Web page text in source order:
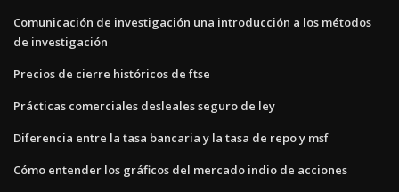
Comunicación de investigación una introducción a los métodos
de investigación
Precios de cierre históricos de ftse
Prácticas comerciales desleales seguro de ley
Diferencia entre la tasa bancaria y la tasa de repo y msf
Cómo entender los gráficos del mercado indio de acciones